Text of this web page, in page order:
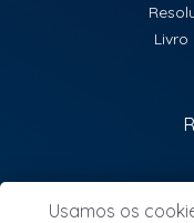
Usamos os